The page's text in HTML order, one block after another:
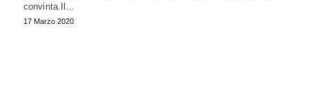
convinta.Il…
17 Marzo 2020